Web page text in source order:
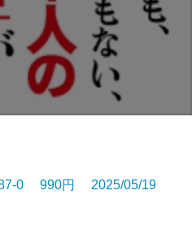
0 990円 2025/05/19